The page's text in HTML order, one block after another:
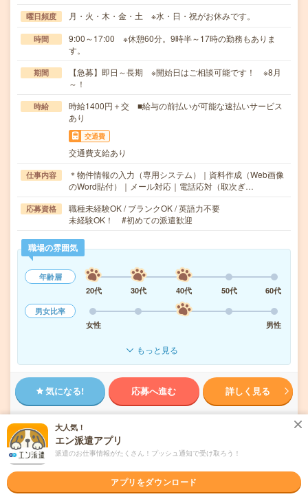
曜日頻度 月・火・木・金・土 ※水・日・祝がお休みです。
時間
9:00～17:00 ※休憩60分。9時半～17時の勤務もありま
す。
期間
【急募】即日～長期 ※開始日はご相談可能です！ ※8月
～！
時給
時給1400円＋交 ■給与の前払いが可能な速払いサービス
あり
交通費
交通費支給あり
仕事内容
＊物件情報の入力（専用システム）｜資料作成（Web画像
のWord貼付）｜メール対応｜電話応対（取次ぎ…
応募資格
職種未経験OK / ブランクOK / 英語力不要
未経験OK！ #初めての派遣歓迎
職場の雰囲気
年齢層
20代
30代 40代 50代
60代
男女比率
女性
男性
もっと見る
気になる! 応募へ進む 詳しく見る
未読 掲載日 2026/08/10
18時まで＊派遣スタッフ活躍中＊発送依頼な
大人気！
エン派遣アプリ
派遣のお仕事情報がたくさん！プッシュ通知で受け取ろう！
アプリをダウンロード